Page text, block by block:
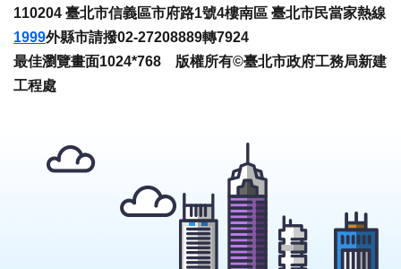
110204 臺北市信義區市府路1號4樓南區 臺北市民當家熱線
1999外縣市請撥02-27208889轉7924
最佳瀏覽畫面1024*768 版權所有©臺北市政府工務局新建
工程處